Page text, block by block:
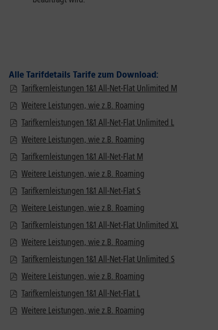
Alle Tarifdetails Tarife zum Download:
Tarifkernleistungen 1&1 All-Net-Flat Unlimited M
Weitere Leistungen, wie z.B. Roaming
Tarifkernleistungen 1&1 All-Net-Flat Unlimited L
Weitere Leistungen, wie z.B. Roaming
Tarifkernleistungen 1&1 All-Net-Flat M
Weitere Leistungen, wie z.B. Roaming
Tarifkernleistungen 1&1 All-Net-Flat S
Weitere Leistungen, wie z.B. Roaming
Tarifkernleistungen 1&1 All-Net-Flat Unlimited XL
Weitere Leistungen, wie z.B. Roaming
Tarifkernleistungen 1&1 All-Net-Flat Unlimited S
Weitere Leistungen, wie z.B. Roaming
Tarifkernleistungen 1&1 All-Net-Flat L
Weitere Leistungen, wie z.B. Roaming